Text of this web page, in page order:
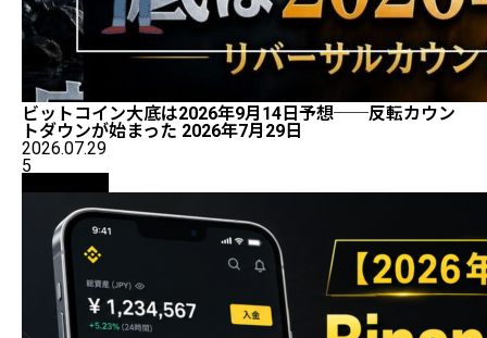
ビットコイン大底は2026年9月14日予想──反転カウン
トダウンが始まった 2026年7月29日
2026.07.29
5